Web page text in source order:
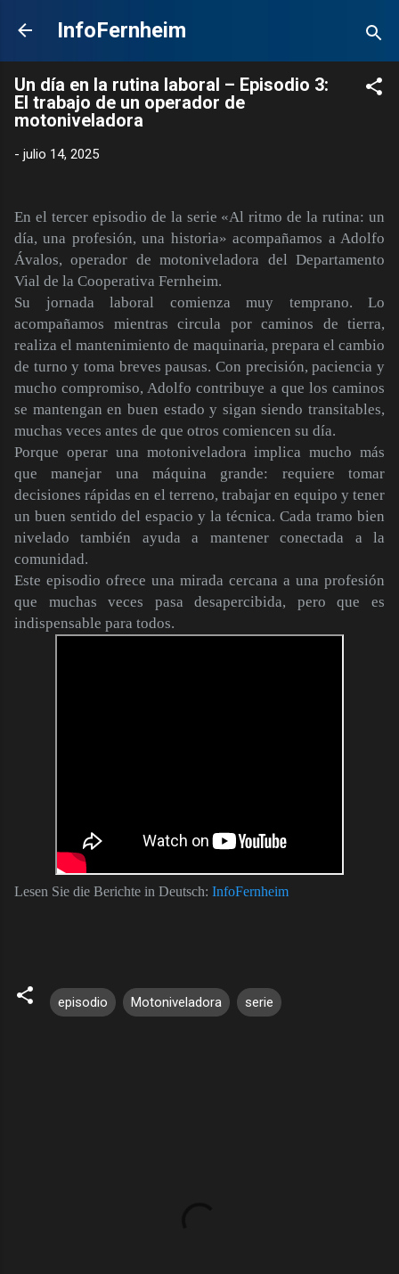
Ir al contenido principal
InfoFernheim
Un día en la rutina laboral – Episodio 3:
El trabajo de un operador de
motoniveladora
- julio 14, 2025
En el tercer episodio de la serie «Al ritmo de la rutina: un
día, una profesión, una historia» acompañamos a Adolfo
Ávalos, operador de motoniveladora del Departamento
Vial de la Cooperativa Fernheim.
Su jornada laboral comienza muy temprano. Lo
acompañamos mientras circula por caminos de tierra,
realiza el mantenimiento de maquinaria, prepara el cambio
de turno y toma breves pausas. Con precisión, paciencia y
mucho compromiso, Adolfo contribuye a que los caminos
se mantengan en buen estado y sigan siendo transitables,
muchas veces antes de que otros comiencen su día.
Porque operar una motoniveladora implica mucho más
que manejar una máquina grande: requiere tomar
decisiones rápidas en el terreno, trabajar en equipo y tener
un buen sentido del espacio y la técnica. Cada tramo bien
nivelado también ayuda a mantener conectada a la
comunidad.
Este episodio ofrece una mirada cercana a una profesión
que muchas veces pasa desapercibida, pero que es
indispensable para todos.
Lesen Sie die Berichte in Deutsch: InfoFernheim
episodio Motoniveladora serie